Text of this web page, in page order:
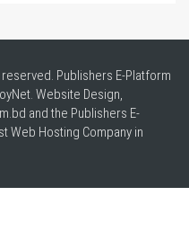
Publishers E-Platform
Website Design,
and the Publishers E-
Web Hosting Company in